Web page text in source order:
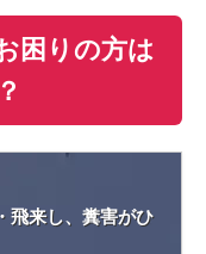
困りの方は
飛来し、糞害がひ